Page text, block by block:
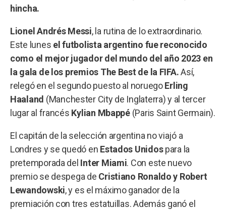
hincha.
Lionel Andrés Messi, la rutina de lo extraordinario.
Este lunes el futbolista argentino fue reconocido
como el mejor jugador del mundo del año 2023 en
la gala de los premios The Best de la FIFA.Así,
relegó en el segundo puesto al noruegoErling
Haaland (Manchester City de Inglaterra) y al tercer
lugar al francés Kylian Mbappé(Paris Saint Germain).
El capitán de la selección argentina no viajó a
Londres y se quedó en Estados Unidospara la
pretemporada del Inter Miami. Con este nuevo
premio se despega de Cristiano Ronaldo y Robert
Lewandowski, y es el máximo ganador de la
premiación con tres estatuillas. Además ganó el